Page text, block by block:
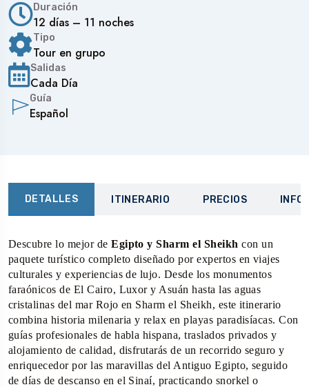
Duración
12 días – 11 noches
Tipo
Tour en grupo
Salidas
Cada Día
Guía
Español
DETALLES ITINERARIO PRECIOS
Descubre lo mejor deEgipto y Sharm el Sheikh con un
paquete turístico completo diseñado por expertos en viajes
culturales y experiencias de lujo. Desde los monumentos
faraónicos de El Cairo, Luxor y Asuán hasta las aguas
cristalinas del mar Rojo en Sharm el Sheikh, este itinerario
combina historia milenaria y relax en playas paradisíacas. Con
guías profesionales de habla hispana, traslados privados y
alojamiento de calidad, disfrutarás de un recorrido seguro y
enriquecedor por las maravillas del Antiguo Egipto, seguido
de días de descanso en el Sinaí, practicando snorkel o